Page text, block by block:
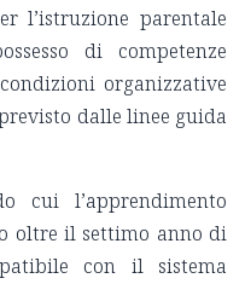
l’istruzione parentale
di competenze
organizzative
dalle linee guida
cui l’apprendimento
oltre il settimo anno di
con il sistema